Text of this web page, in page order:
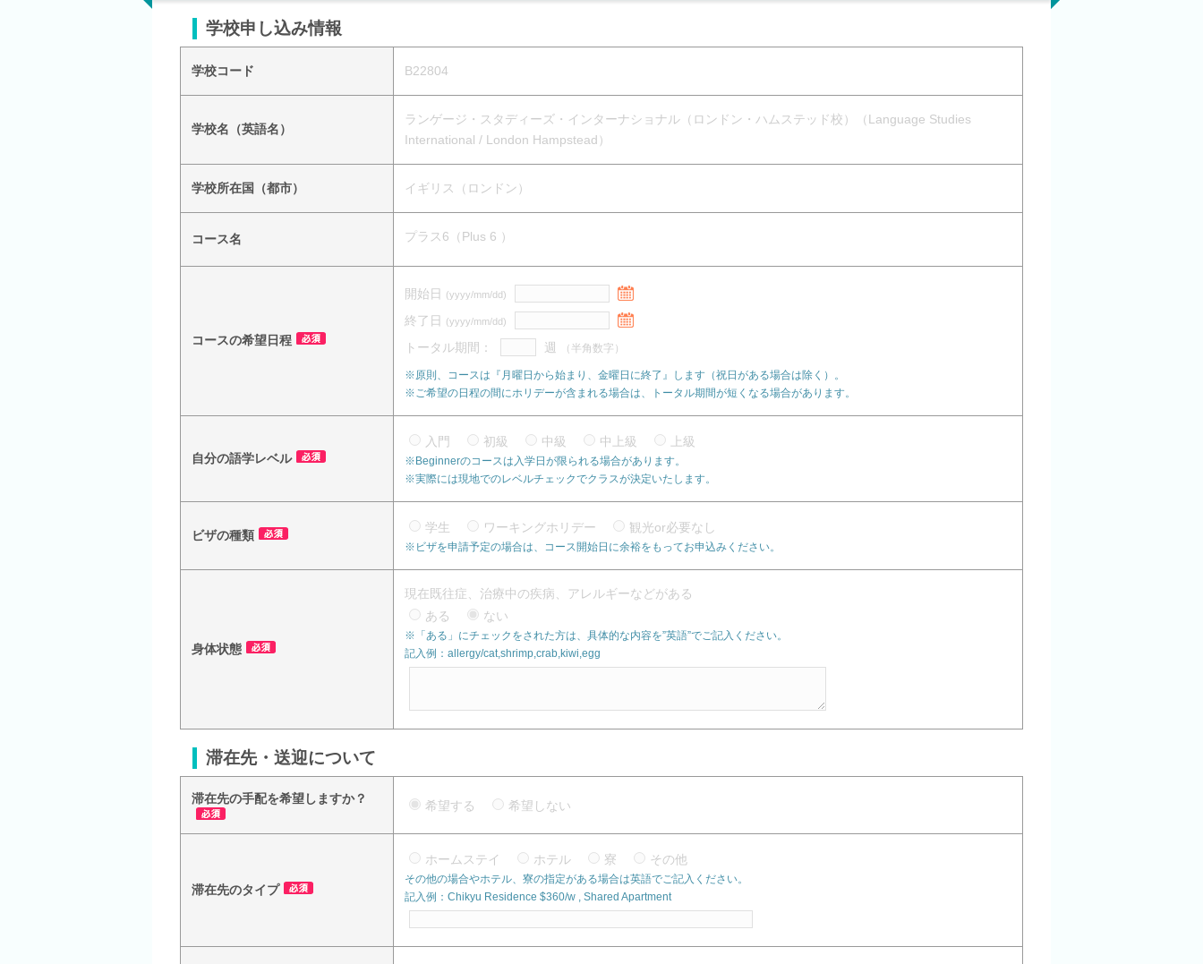
学校申し込み情報
学校コード B22804
学校名（英語名）
ランゲージ・スタディーズ・インターナショナル（ロンドン・ハムステッド校）（Language Studies
International / London Hampstead）
学校所在国（都市） イギリス（ロンドン）
コース名 プラス6（Plus 6 ）
コースの希望日程
開始日 (yyyy/mm/dd)
終了日 (yyyy/mm/dd)
トータル期間： 週 （半角数字）
※原則、コースは『月曜日から始まり、金曜日に終了』します（祝日がある場合は除く）。
※ご希望の日程の間にホリデーが含まれる場合は、トータル期間が短くなる場合があります。
自分の語学レベル
入門 初級 中級 中上級 上級
※Beginnerのコースは入学日が限られる場合があります。
※実際には現地でのレベルチェックでクラスが決定いたします。
ビザの種類
学生 ワーキングホリデー 観光or必要なし
※ビザを申請予定の場合は、コース開始日に余裕をもってお申込みください。
身体状態
現在既往症、治療中の疾病、アレルギーなどがある
ある
ない
※「ある」にチェックをされた方は、具体的な内容を”英語”でご記入ください。
記入例：allergy/cat,shrimp,crab,kiwi,egg
滞在先・送迎について
滞在先の手配を希望しますか？ 希望する 希望しない
滞在先のタイプ
ホームステイ ホテル 寮 その他
その他の場合やホテル、寮の指定がある場合は英語でご記入ください。
記入例：Chikyu Residence $360/w , Shared Apartment